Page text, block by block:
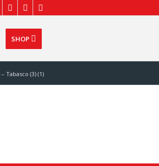
SHOP
– Tabasco (3) (1)